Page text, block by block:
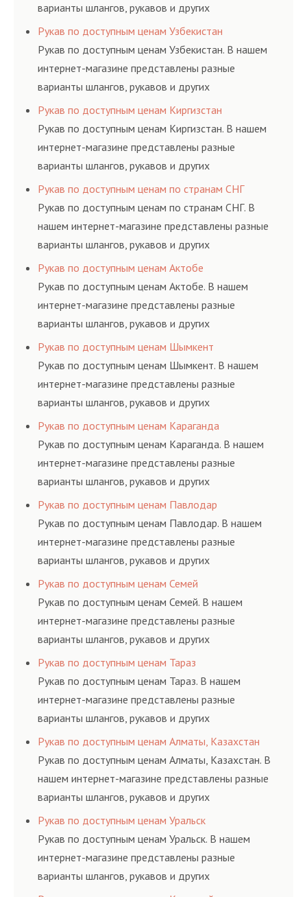
варианты шлангов, рукавов и других
резинотехнических изделий, соответствующих
ГОСТам, техническим условиям и нормативам.
Рукав по доступным ценам Узбекистан
Рукав по доступным ценам Узбекистан. В нашем
интернет-магазине представлены разные
варианты шлангов, рукавов и других
резинотехнических изделий, соответствующих
ГОСТам, техническим условиям и нормативам.
Рукав по доступным ценам Киргизстан
Рукав по доступным ценам Киргизстан. В нашем
интернет-магазине представлены разные
варианты шлангов, рукавов и других
резинотехнических изделий, соответствующих
ГОСТам, техническим условиям и нормативам.
Рукав по доступным ценам по странам СНГ
Рукав по доступным ценам по странам СНГ. В
нашем интернет-магазине представлены разные
варианты шлангов, рукавов и других
резинотехнических изделий, соответствующих
ГОСТам, техническим условиям и нормативам.
Рукав по доступным ценам Актобе
Рукав по доступным ценам Актобе. В нашем
интернет-магазине представлены разные
варианты шлангов, рукавов и других
резинотехнических изделий, соответствующих
ГОСТам, техническим условиям и нормативам.
Рукав по доступным ценам Шымкент
Рукав по доступным ценам Шымкент. В нашем
интернет-магазине представлены разные
варианты шлангов, рукавов и других
резинотехнических изделий, соответствующих
ГОСТам, техническим условиям и нормативам.
Рукав по доступным ценам Караганда
Рукав по доступным ценам Караганда. В нашем
интернет-магазине представлены разные
варианты шлангов, рукавов и других
резинотехнических изделий, соответствующих
ГОСТам, техническим условиям и нормативам.
Рукав по доступным ценам Павлодар
Рукав по доступным ценам Павлодар. В нашем
интернет-магазине представлены разные
варианты шлангов, рукавов и других
резинотехнических изделий, соответствующих
ГОСТам, техническим условиям и нормативам.
Рукав по доступным ценам Семей
Рукав по доступным ценам Семей. В нашем
интернет-магазине представлены разные
варианты шлангов, рукавов и других
резинотехнических изделий, соответствующих
ГОСТам, техническим условиям и нормативам.
Рукав по доступным ценам Тараз
Рукав по доступным ценам Тараз. В нашем
интернет-магазине представлены разные
варианты шлангов, рукавов и других
резинотехнических изделий, соответствующих
ГОСТам, техническим условиям и нормативам.
Рукав по доступным ценам Алматы, Казахстан
Рукав по доступным ценам Алматы, Казахстан. В
нашем интернет-магазине представлены разные
варианты шлангов, рукавов и других
резинотехнических изделий, соответствующих
ГОСТам, техническим условиям и нормативам.
Рукав по доступным ценам Уральск
Рукав по доступным ценам Уральск. В нашем
интернет-магазине представлены разные
варианты шлангов, рукавов и других
резинотехнических изделий, соответствующих